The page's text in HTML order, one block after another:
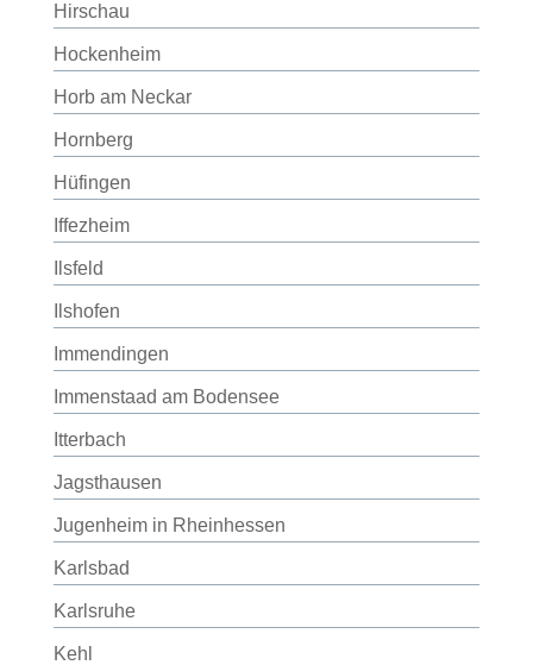
Hirschau
Hockenheim
Horb am Neckar
Hornberg
Hüfingen
Iffezheim
Ilsfeld
Ilshofen
Immendingen
Immenstaad am Bodensee
Itterbach
Jagsthausen
Jugenheim in Rheinhessen
Karlsbad
Karlsruhe
Kehl